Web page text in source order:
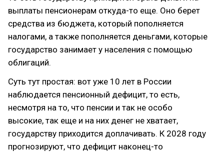
выплаты пенсионерам откуда-то еще. Оно берет
средства из бюджета, который пополняется
налогами, а также пополняется деньгами, которые
государство занимает у населения с помощью
облигаций.
Суть тут простая: вот уже 10 лет в России
наблюдается пенсионный дефицит, то есть,
несмотря на то, что пенсии и так не особо
высокие, так еще и на них денег не хватает,
государству приходится доплачивать. К 2028 году
прогнозируют, что дефицит наконец-то